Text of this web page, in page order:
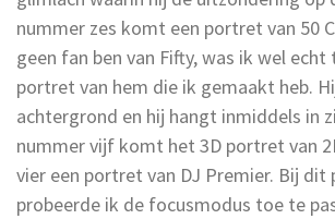
nummer zes komt een portret van 50
geen fan ben van Fifty, was ik wel
portret van hem die ik gemaakt heb.
achtergrond en hij hangt inmiddels in
nummer vijf komt het 3D portret van
vier een portret van DJ Premier. Bij
probeerde ik de focusmodus toe te